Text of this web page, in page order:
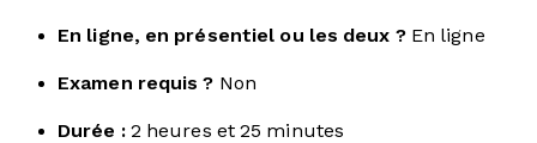
En ligne, en présentiel ou les deux ?En ligne
Examen requis ? Non
Durée :2 heures et 25 minutes